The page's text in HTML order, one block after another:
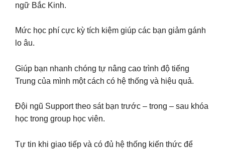
ngữ Bắc Kinh.
Mức học phí cực kỳ tích kiệm giúp các bạn giảm gánh
lo âu.
Giúp bạn nhanh chóng tự nâng cao trình độ tiếng
Trung của mình một cách có hệ thống và hiệu quả.
Đội ngũ Support theo sát bạn trước – trong – sau khóa
học trong group học viên.
Tự tin khi giao tiếp và có đủ hệ thống kiến thức để